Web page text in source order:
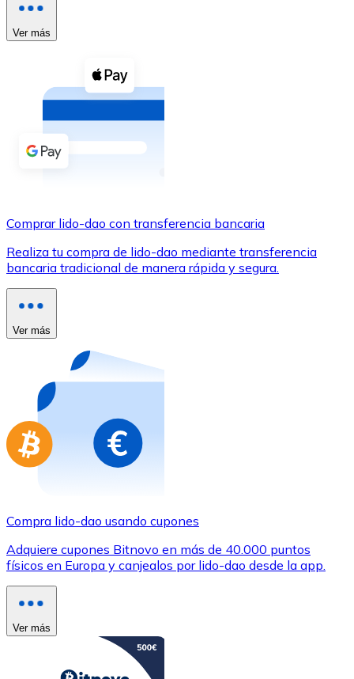
Ver todo
Compra criptomonedas con efectivo en tu tienda más
Comprar con efectivo
Transferencia SEPA
Utiliza tarjetas Visa y Mastercard para comprar
Comprar con tarjeta
Compra tarjetas regalo de tus marcas favoritas con
Ir a la tienda de tarjetas regalo
Ver más
Comprar lido-dao con transferencia bancaria
Realiza tu compra de lido-dao mediante transferencia
bancaria tradicional de manera rápida y segura.
Ver más
Compra lido-dao usando cupones
Adquiere cupones Bitnovo en más de 40.000 puntos
físicos en Europa y canjealos por lido-dao desde la app.
Ver más